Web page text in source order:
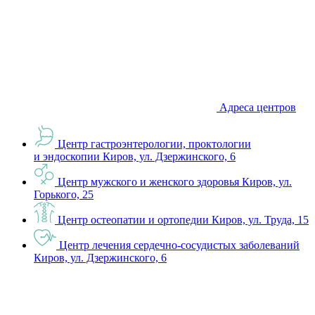
Адреса центров
Центр гастроэнтерологии, проктологии
и эндоскопии Киров, ул. Дзержинского, 6
Центр мужского и женского здоровья Киров, ул.
Горького, 25
Центр остеопатии и ортопедии Киров, ул. Труда, 15
Центр лечения сердечно-сосудистых заболеваний
Киров, ул. Дзержинского, 6